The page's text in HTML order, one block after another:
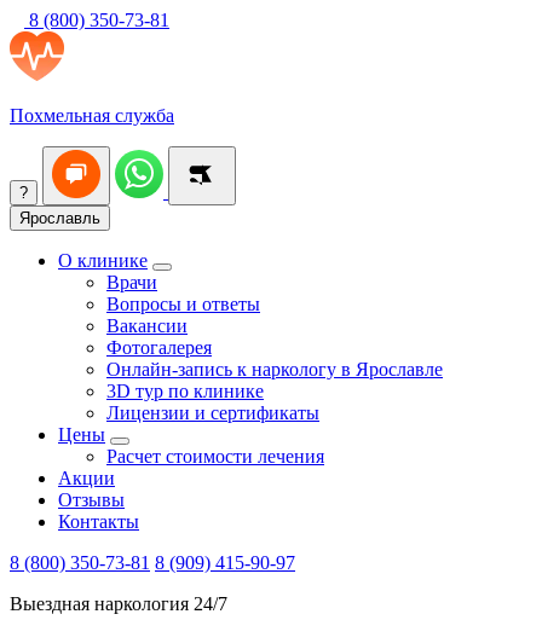
8 (800) 350-73-81
Похмельная служба
?
Ярославль
О клинике
Врачи
Вопросы и ответы
Вакансии
Фотогалерея
Онлайн-запись к наркологу в Ярославле
3D тур по клинике
Лицензии и сертификаты
Цены
Расчет стоимости лечения
Акции
Отзывы
Контакты
8 (800) 350-73-81 8 (909) 415-90-97
Выездная наркология 24/7